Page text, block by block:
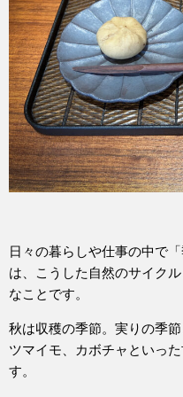
日々の暮らしや仕事の中で
は、こうした自然のサイク
なことです。
秋は収穫の季節。実りの季
ツマイモ、カボチャといっ
す。